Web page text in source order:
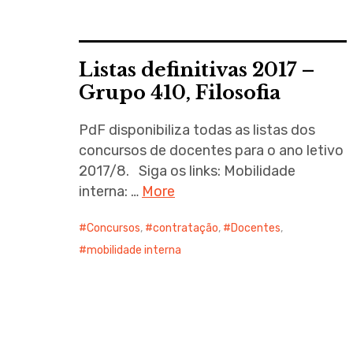
Listas definitivas 2017 –
Grupo 410, Filosofia
PdF disponibiliza todas as listas dos
concursos de docentes para o ano letivo
2017/8. Siga os links: Mobilidade
interna: … More
Concursos, contratação, Docentes,
mobilidade interna